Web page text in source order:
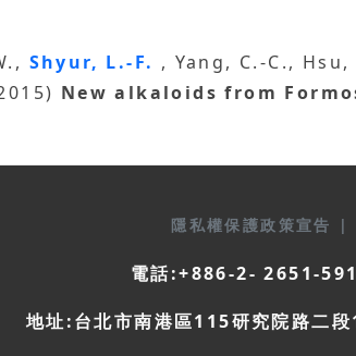
Shyur, L.-F. , Yang, C.-C.,
New alkaloids from
隱私權保護政策宣告 |
電話:+886-2- 2651-
地址:台北市南港區115研究院路二